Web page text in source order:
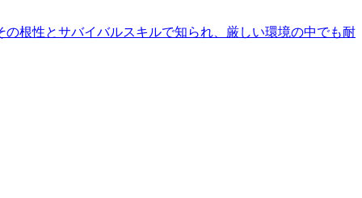
根性とサバイバルスキルで知られ、厳しい環境の中でも耐